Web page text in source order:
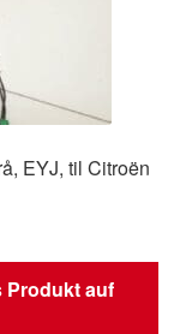
EYJ, til Citroën
Produkt auf